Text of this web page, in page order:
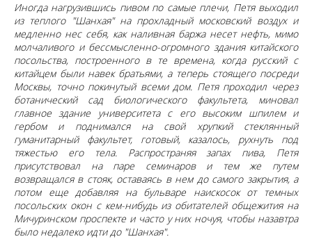
Иногда нагрузившись пивом по самые плечи, Петя выходил
из теплого "Шанхая" на прохладный московский воздух и
медленно нес себя, как наливная баржа несет нефть, мимо
молчаливого и бессмысленно-огромного здания китайского
посольства, построенного в те времена, когда русский с
китайцем были навек братьями, а теперь стоящего посреди
Москвы, точно покинутый всеми дом. Петя проходил через
ботанический сад биологического факультета, миновал
главное здание университета с его высоким шпилем и
гербом и поднимался на свой хрупкий стеклянный
гуманитарный факультет, готовый, казалось, рухнуть под
тяжестью его тела. Распространяя запах пива, Петя
присутствовал на паре семинаров и тем же путем
возвращался в стояк, оставаясь в нем до самого закрытия, а
потом еще добавляя на бульваре наискосок от темных
посольских окон с кем-нибудь из обитателей общежития на
Мичуринском проспекте и часто у них ночуя, чтобы назавтра
было недалеко идти до "Шанхая".